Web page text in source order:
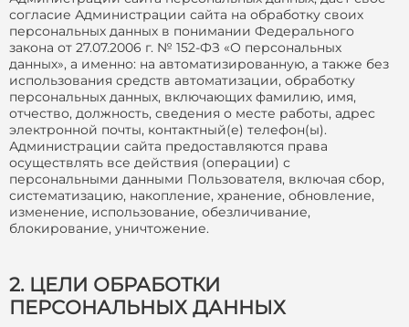
согласие Администрации сайта на обработку своих
персональных данных в понимании Федерального
закона от 27.07.2006 г. № 152-ФЗ «О персональных
данных», а именно: на автоматизированную, а также без
использования средств автоматизации, обработку
персональных данных, включающих фамилию, имя,
отчество, должность, сведения о месте работы, адрес
электронной почты, контактный(е) телефон(ы).
Администрации сайта предоставляются права
осуществлять все действия (операции) с
персональными данными Пользователя, включая сбор,
систематизацию, накопление, хранение, обновление,
изменение, использование, обезличивание,
блокирование, уничтожение.
2. ЦЕЛИ ОБРАБОТКИ
ПЕРСОНАЛЬНЫХ ДАННЫХ